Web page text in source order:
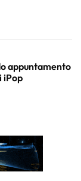
appuntamento
iPop